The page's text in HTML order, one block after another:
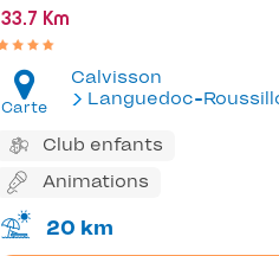
33.7 Km
Carte
Calvisson
Languedoc-
Club enfants
Animations
20 km